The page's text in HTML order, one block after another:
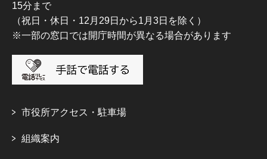
15分まで
（祝日・休日・12月29日から1月3日を除く）
※一部の窓口では開庁時間が異なる場合があります
市役所アクセス・駐車場
組織案内